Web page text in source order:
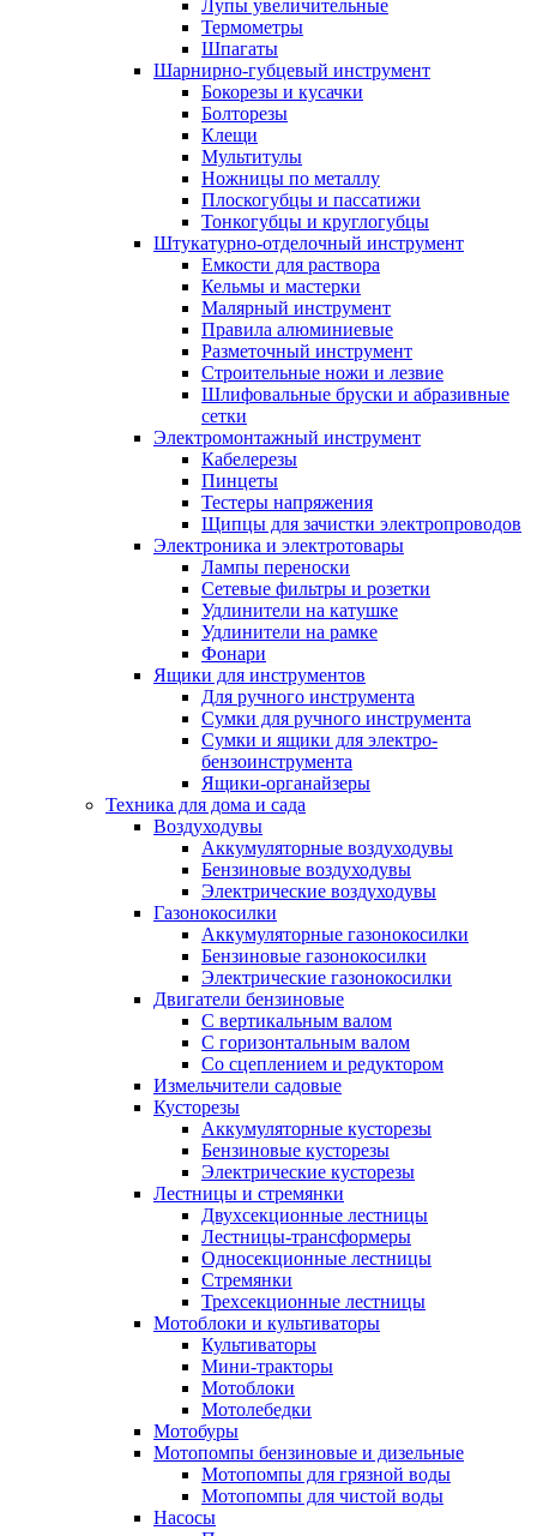
Лупы увеличительные
Термометры
Шпагаты
Шарнирно-губцевый инструмент
Бокорезы и кусачки
Болторезы
Клещи
Мультитулы
Ножницы по металлу
Плоскогубцы и пассатижи
Тонкогубцы и круглогубцы
Штукатурно-отделочный инструмент
Емкости для раствора
Кельмы и мастерки
Малярный инструмент
Правила алюминиевые
Разметочный инструмент
Строительные ножи и лезвие
Шлифовальные бруски и абразивные
сетки
Электромонтажный инструмент
Кабелерезы
Пинцеты
Тестеры напряжения
Щипцы для зачистки электропроводов
Электроника и электротовары
Лампы переноски
Сетевые фильтры и розетки
Удлинители на катушке
Удлинители на рамке
Фонари
Ящики для инструментов
Для ручного инструмента
Сумки для ручного инструмента
Сумки и ящики для электро-
бензоинструмента
Ящики-органайзеры
Техника для дома и сада
Воздуходувы
Аккумуляторные воздуходувы
Бензиновые воздуходувы
Электрические воздуходувы
Газонокосилки
Аккумуляторные газонокосилки
Бензиновые газонокосилки
Электрические газонокосилки
Двигатели бензиновые
С вертикальным валом
С горизонтальным валом
Со сцеплением и редуктором
Измельчители садовые
Кусторезы
Аккумуляторные кусторезы
Бензиновые кусторезы
Электрические кусторезы
Лестницы и стремянки
Двухсекционные лестницы
Лестницы-трансформеры
Односекционные лестницы
Стремянки
Трехсекционные лестницы
Мотоблоки и культиваторы
Культиваторы
Мини-тракторы
Мотоблоки
Мотолебедки
Мотобуры
Мотопомпы бензиновые и дизельные
Мотопомпы для грязной воды
Мотопомпы для чистой воды
Насосы